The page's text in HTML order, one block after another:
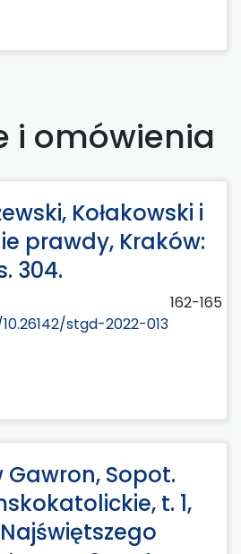
i omówienia
Kołakowski i
prawdy, Kraków:
304.
162-165
stgd-2022-013
Gawron, Sopot.
t. 1,